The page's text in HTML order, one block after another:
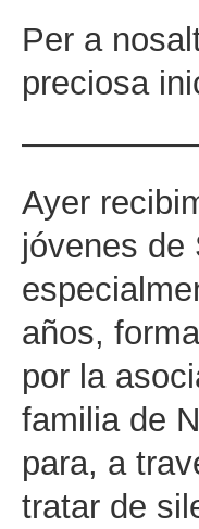
Per a
preciosa
Ayer
jóvenes de
años,
por la
familia de
para, a
tratar de